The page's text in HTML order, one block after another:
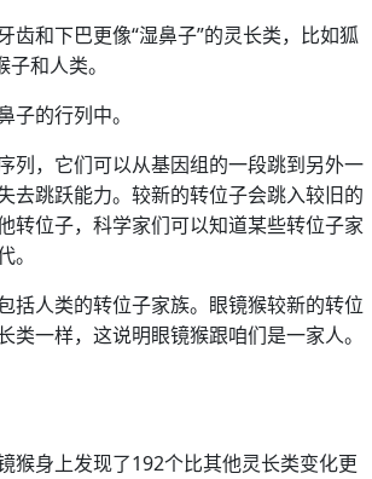
和下巴更像“湿鼻子”的灵长类，比如狐
和人类。
的行列中。
列，它们可以从基因组的一段跳到另外一
去跳跃能力。较新的转位子会跳入较旧的
转位子，科学家们可以知道某些转位子家
括人类的转位子家族。眼镜猴较新的转位
一样，这说明眼镜猴跟咱们是一家人。
猴身上发现了192个比其他灵长类变化更